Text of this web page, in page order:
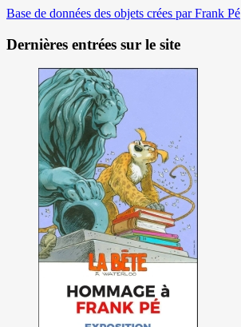
Base de données des objets crées par Frank Pé
Dernières entrées sur le site